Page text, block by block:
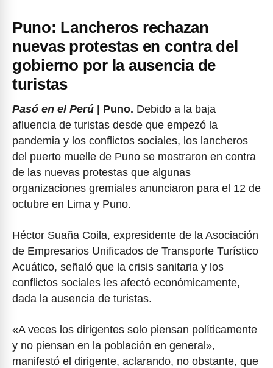
Puno: Lancheros rechazan
nuevas protestas en contra del
gobierno por la ausencia de
turistas
Pasó en el Perú | Puno. Debido a la baja
afluencia de turistas desde que empezó la
pandemia y los conflictos sociales, los lancheros
del puerto muelle de Puno se mostraron en contra
de las nuevas protestas que algunas
organizaciones gremiales anunciaron para el 12 de
octubre en Lima y Puno.
Héctor Suaña Coila, expresidente de la Asociación
de Empresarios Unificados de Transporte Turístico
Acuático, señaló que la crisis sanitaria y los
conflictos sociales les afectó económicamente,
dada la ausencia de turistas.
«A veces los dirigentes solo piensan políticamente
y no piensan en la población en general»,
manifestó el dirigente, aclarando, no obstante, que